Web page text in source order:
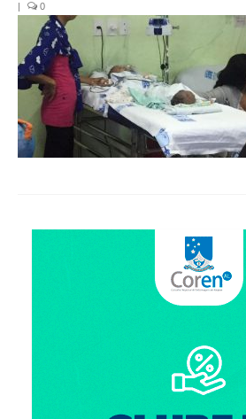
Conselheiros e Diretoria
Câmaras Técnicas
Carta de Serviços ao
Governança
Eleições Triênio 2027-
Eleições 2023
Agenda do presidente
Editais e licitação
| 0